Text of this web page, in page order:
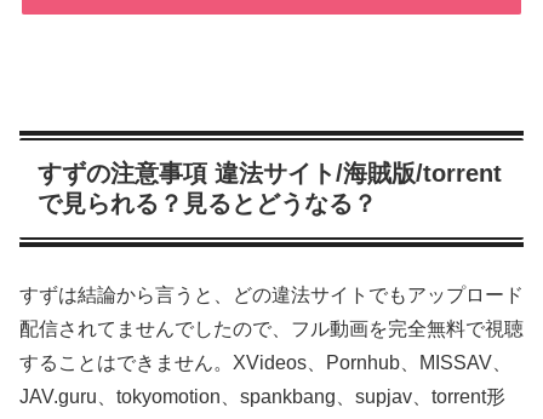
すずの注意事項 違法サイト/海賊版/torrent
で見られる？見るとどうなる？
すずは結論から言うと、どの違法サイトでもアップロード
配信されてませんでしたので、フル動画を完全無料で視聴
することはできません。XVideos、Pornhub、MISSAV、
JAV.guru、tokyomotion、spankbang、supjav、torrent形